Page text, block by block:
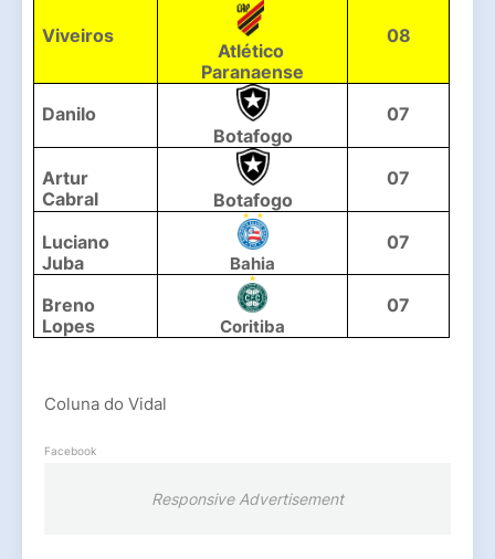
Viveiros
Atlético
Paranaense
08
Danilo
Botafogo
07
Artur
Cabral
Botafogo
07
Luciano
Juba
Bahia
07
Breno
Lopes
Coritiba
07
Coluna do Vidal
Facebook
Responsive Advertisement